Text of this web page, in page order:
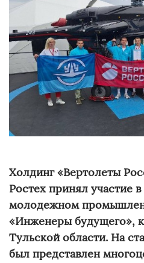
Холдинг «Вертолеты
Ростех принял участие в
молодежном
«Инженеры будущего»,
Тульской области. На
был представлен